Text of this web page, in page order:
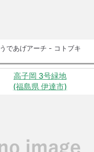
うであげアーチ - コトブキ
高子岡 3号緑地
(福島県 伊達市)